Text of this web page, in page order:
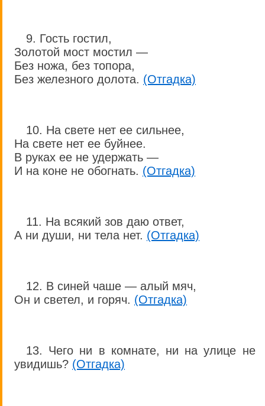
9. Гость гостил,
Золотой мост мостил —
Без ножа, без топора,
Без железного долота. (Отгадка)
10. На свете нет ее сильнее,
На свете нет ее буйнее.
В руках ее не удержать —
И на коне не обогнать. (Отгадка)
11. На всякий зов даю ответ,
А ни души, ни тела нет. (Отгадка)
12. В синей чаше — алый мяч,
Он и светел, и горяч. (Отгадка)
13. Чего ни в комнате, ни на улице не
увидишь? (Отгадка)